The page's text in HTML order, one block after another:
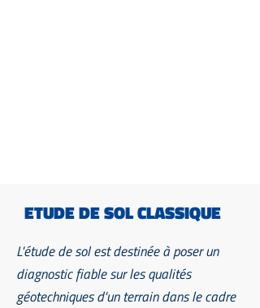
ETUDE DE SOL CLASSIQUE
L'étude de sol est destinée à poser un
diagnostic fiable sur les qualités
géotechniques d'un terrain dans le cadre